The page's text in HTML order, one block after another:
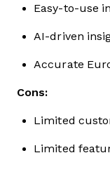
Easy-to-use
AI-driven
Accurate
Cons:
Limited
Limited